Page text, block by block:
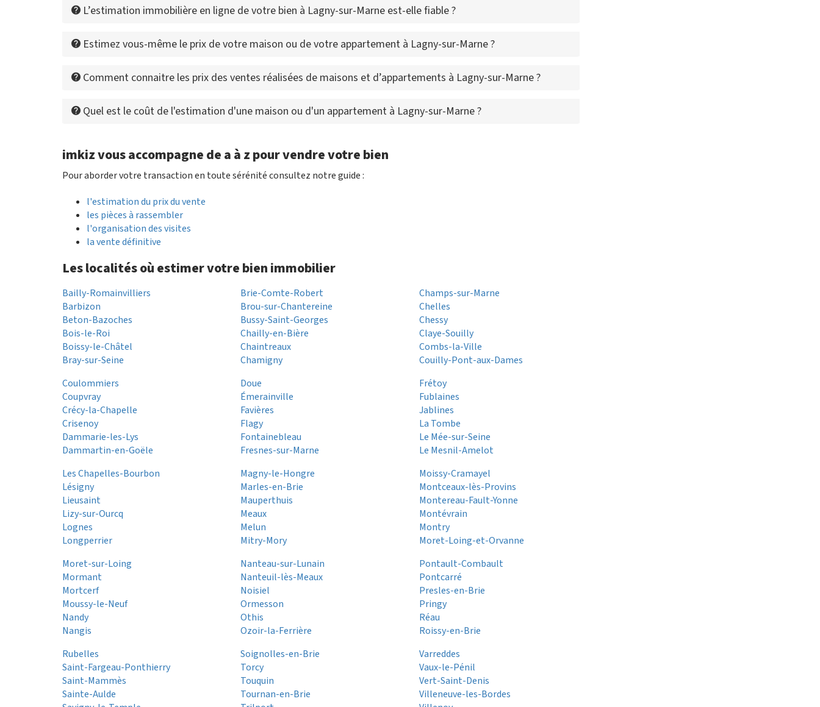
L’estimation immobilière en ligne de votre bien à Lagny-sur-Marne est-elle fiable ?
Estimez vous-même le prix de votre maison ou de votre appartement à Lagny-sur-Marne ?
Comment connaitre les prix des ventes réalisées de maisons et d’appartements à Lagny-sur-Marne ?
Quel est le coût de l'estimation d'une maison ou d'un appartement à Lagny-sur-Marne ?
imkiz vous accompagne de a à z pour vendre votre bien
Pour aborder votre transaction en toute sérénité consultez notre guide :
l'estimation du prix du vente
les pièces à rassembler
l'organisation des visites
la vente définitive
Les localités où estimer votre bien immobilier
Bailly-Romainvilliers
Barbizon
Beton-Bazoches
Bois-le-Roi
Boissy-le-Châtel
Bray-sur-Seine
Brie-Comte-Robert
Brou-sur-Chantereine
Bussy-Saint-Georges
Chailly-en-Bière
Chaintreaux
Chamigny
Champs-sur-Marne
Chelles
Chessy
Claye-Souilly
Combs-la-Ville
Couilly-Pont-aux-Dames
Coulommiers
Coupvray
Crécy-la-Chapelle
Crisenoy
Dammarie-les-Lys
Dammartin-en-Goële
Doue
Émerainville
Favières
Flagy
Fontainebleau
Fresnes-sur-Marne
Frétoy
Fublaines
Jablines
La Tombe
Le Mée-sur-Seine
Le Mesnil-Amelot
Les Chapelles-Bourbon
Lésigny
Lieusaint
Lizy-sur-Ourcq
Lognes
Longperrier
Magny-le-Hongre
Marles-en-Brie
Mauperthuis
Meaux
Melun
Mitry-Mory
Moissy-Cramayel
Montceaux-lès-Provins
Montereau-Fault-Yonne
Montévrain
Montry
Moret-Loing-et-Orvanne
Moret-sur-Loing
Mormant
Mortcerf
Moussy-le-Neuf
Nandy
Nangis
Nanteau-sur-Lunain
Nanteuil-lès-Meaux
Noisiel
Ormesson
Othis
Ozoir-la-Ferrière
Pontault-Combault
Pontcarré
Presles-en-Brie
Pringy
Réau
Roissy-en-Brie
Rubelles
Saint-Fargeau-Ponthierry
Saint-Mammès
Sainte-Aulde
Soignolles-en-Brie
Torcy
Touquin
Tournan-en-Brie
Varreddes
Vaux-le-Pénil
Vert-Saint-Denis
Villeneuve-les-Bordes